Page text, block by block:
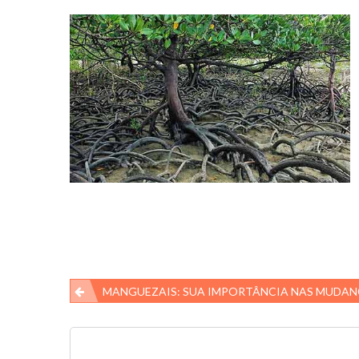
Navegação
de
MANGUEZAIS: SUA IMPORTÂNCIA NAS MUDANÇAS